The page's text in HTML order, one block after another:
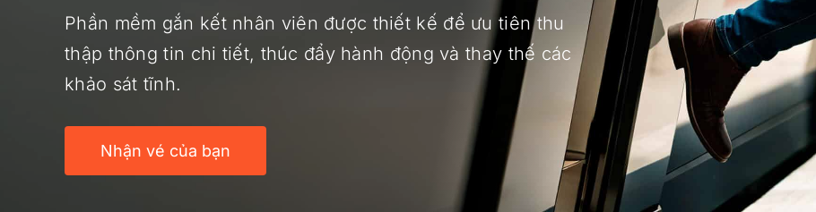
Phần mềm gắn kết nhân viên được thiết kế để ưu tiên thu
thập thông tin chi tiết, thúc đẩy hành động và thay thế các
khảo sát tĩnh.
Nhận vé của bạn